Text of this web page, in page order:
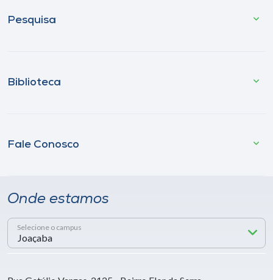
Pesquisa
Biblioteca
Fale Conosco
Onde estamos
Selecione o campus